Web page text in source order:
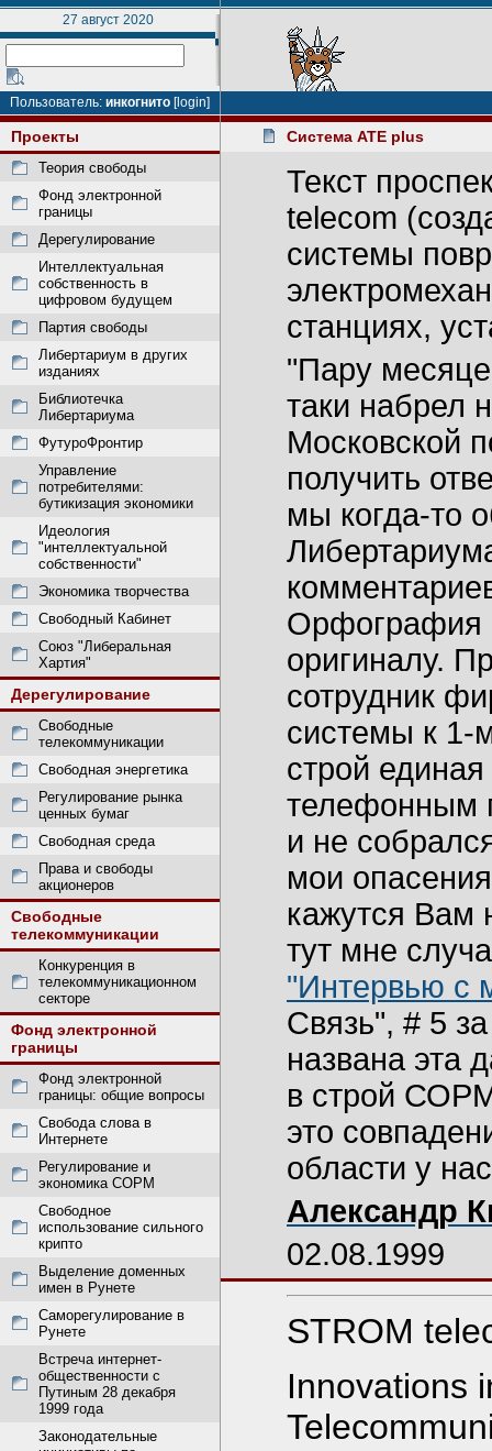
27 август 2020
Пользователь: инкогнито [login]
Проекты
Теория свободы
Фонд электронной
границы
Дерегулирование
Интеллектуальная
собственность в
цифровом будущем
Партия свободы
Либертариум в других
изданиях
Библиотечка
Либертариума
ФутуроФронтир
Управление
потребителями:
бутикизация экономики
Идеология
"интеллектуальной
собственности"
Экономика творчества
Свободный Кабинет
Союз "Либеральная
Хартия"
Дерегулирование
Свободные
телекоммуникации
Свободная энергетика
Регулирование рынка
ценных бумаг
Свободная среда
Права и свободы
акционеров
Свободные
телекоммуникации
Конкуренция в
телекоммуникационном
секторе
Фонд электронной
границы
Фонд электронной
границы: общие вопросы
Свобода слова в
Интернете
Регулирование и
экономика СОРМ
Свободное
использование сильного
крипто
Выделение доменных
имен в Рунете
Саморегулирование в
Рунете
Встреча интернет-
общественности с
Путиным 28 декабря
1999 года
Законодательные
Система ATE plus
Текст
telecom
системы
станциях,
"Пару
таки набрел
Московской
получить
мы когда-то
Орфография
оригиналу.
сотрудник
системы к 1-
строй
телефонным
и не
мои
кажутся Вам
тут мне
"Интервью с
Связь", # 5
названа эта
в строй
это
области у
Александр
02.08.1999
STROM
Innovations